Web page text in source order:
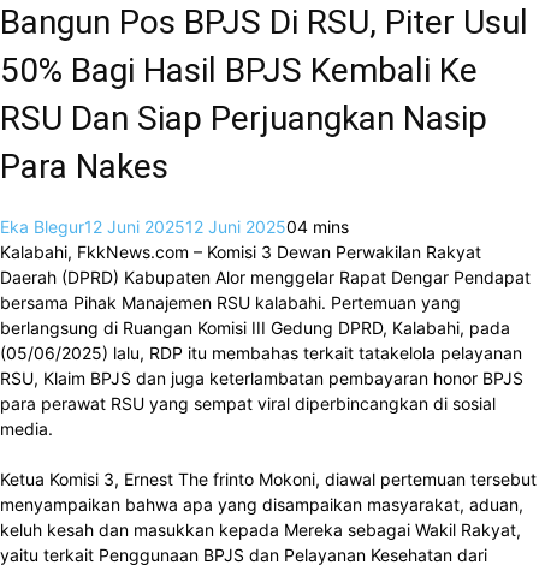
Bangun Pos BPJS Di RSU, Piter Usul
50% Bagi Hasil BPJS Kembali Ke
RSU Dan Siap Perjuangkan Nasip
Para Nakes
Eka Blegur12 Juni 202512 Juni 202504 mins
Kalabahi, FkkNews.com – Komisi 3 Dewan Perwakilan Rakyat
Daerah (DPRD) Kabupaten Alor menggelar Rapat Dengar Pendapat
bersama Pihak Manajemen RSU kalabahi. Pertemuan yang
berlangsung di Ruangan Komisi III Gedung DPRD, Kalabahi, pada
(05/06/2025) lalu, RDP itu membahas terkait tatakelola pelayanan
RSU, Klaim BPJS dan juga keterlambatan pembayaran honor BPJS
para perawat RSU yang sempat viral diperbincangkan di sosial
media.
Ketua Komisi 3, Ernest The frinto Mokoni, diawal pertemuan tersebut
menyampaikan bahwa apa yang disampaikan masyarakat, aduan,
keluh kesah dan masukkan kepada Mereka sebagai Wakil Rakyat,
yaitu terkait Penggunaan BPJS dan Pelayanan Kesehatan dari